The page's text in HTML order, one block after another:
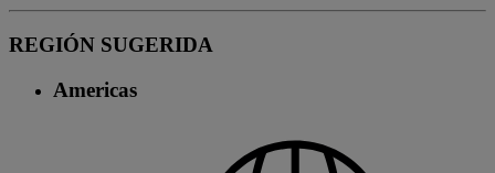
REGIÓN SUGERIDA
Americas